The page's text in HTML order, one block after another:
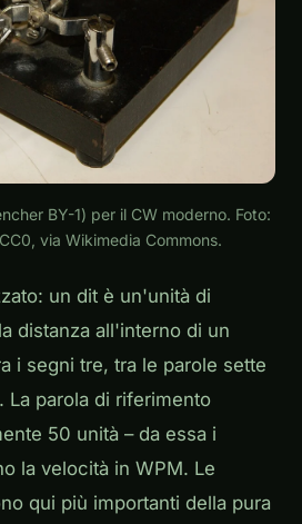
BY-1) per il CW moderno. Foto:
via Wikimedia Commons.
un dit è un'unità di
distanza all'interno di un
i segni tre, tra le parole sette
La parola di riferimento
50 unità – da essa i
la velocità in WPM. Le
qui più importanti della pura